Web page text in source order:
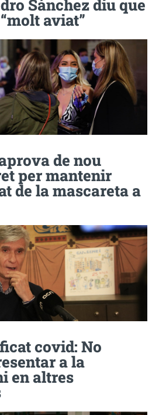
Sánchez diu que
aviat”
de nou
per mantenir
de la mascareta a
covid: No
a la
en altres